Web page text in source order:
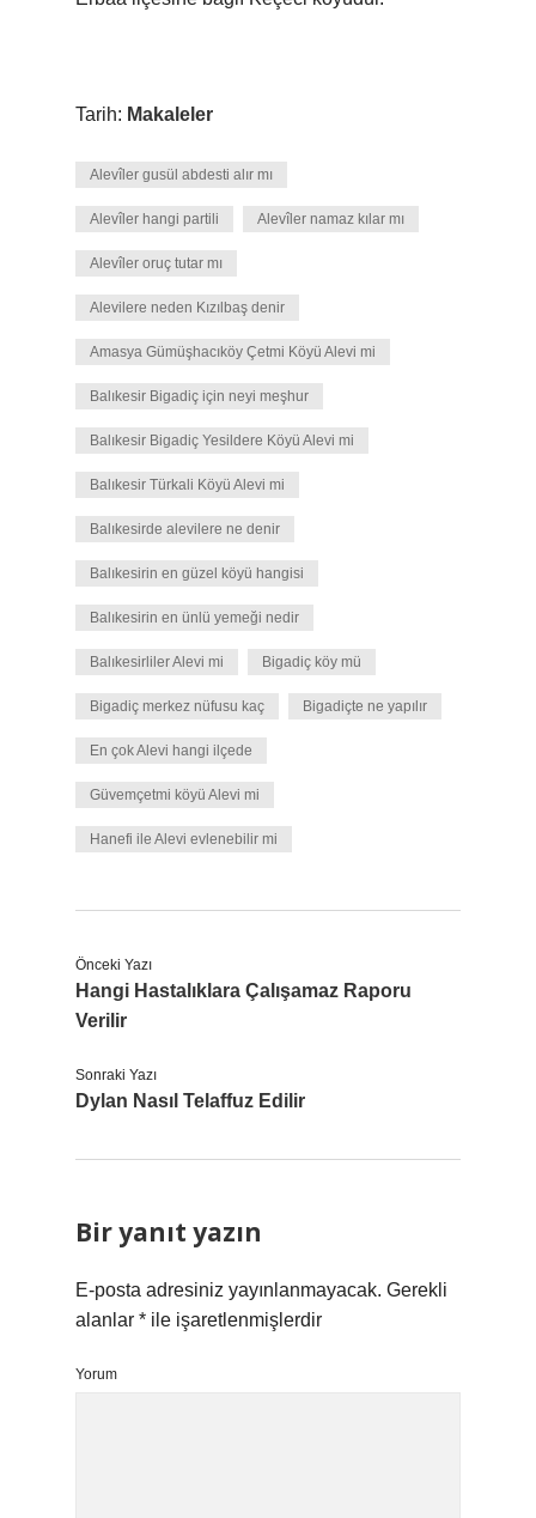
Tarih: Makaleler
Alevîler gusül abdesti alır mı
Alevîler hangi partili Alevîler namaz kılar mı
Alevîler oruç tutar mı
Alevilere neden Kızılbaş denir
Amasya Gümüşhacıköy Çetmi Köyü Alevi mi
Balıkesir Bigadiç için neyi meşhur
Balıkesir Bigadiç Yesildere Köyü Alevi mi
Balıkesir Türkali Köyü Alevi mi
Balıkesirde alevilere ne denir
Balıkesirin en güzel köyü hangisi
Balıkesirin en ünlü yemeği nedir
Balıkesirliler Alevi mi Bigadiç köy mü
Bigadiç merkez nüfusu kaç Bigadiçte ne yapılır
En çok Alevi hangi ilçede
Güvemçetmi köyü Alevi mi
Hanefi ile Alevi evlenebilir mi
Önceki Yazı
Hangi Hastalıklara Çalışamaz Raporu
Verilir
Sonraki Yazı
Dylan Nasıl Telaffuz Edilir
Bir yanıt yazın
E-posta adresiniz yayınlanmayacak. Gerekli
alanlar * ile işaretlenmişlerdir
Yorum